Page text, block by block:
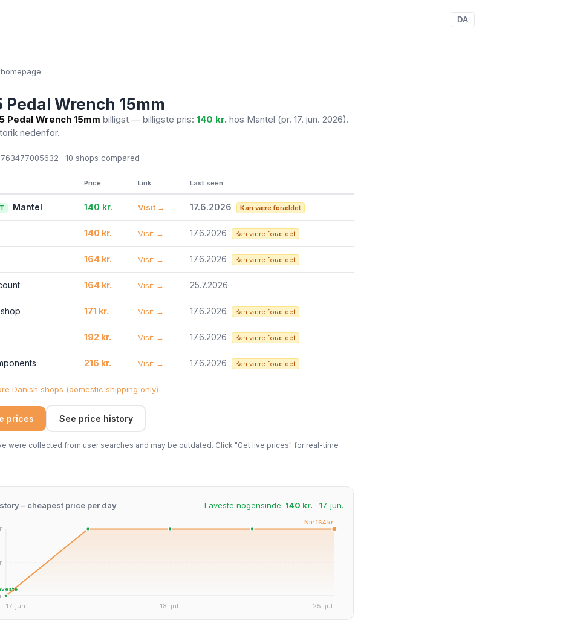
DA
Pedal Wrench 15mm
Pedal Wrench 15mm billigst — billigste pris: 140 kr. hos Mantel (pr. 17. jun. 2026).
nedenfor.
763477005632 · 10 shops compared
Price Link Last seen
Mantel 140 kr. Visit → 17.6.2026 Kan være forældet
140 kr. Visit → 17.6.2026 Kan være forældet
164 kr. Visit → 17.6.2026 Kan være forældet
164 kr. Visit → 25.7.2026
171 kr. Visit → 17.6.2026 Kan være forældet
192 kr. Visit → 17.6.2026 Kan være forældet
216 kr. Visit → 17.6.2026 Kan være forældet
Danish shops (domestic shipping only)
prices See price history
were collected from user searches and may be outdated. Click "Get live prices" for real-time
– cheapest price per day Laveste nogensinde: 140 kr. · 17. jun.
17. jun. 25. jul.
18. jul.
Nu: 164 kr.